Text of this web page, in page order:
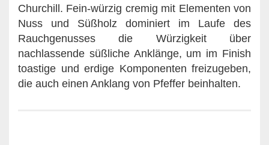
Churchill. Fein-würzig cremig mit Elementen von
Nuss und Süßholz dominiert im Laufe des
Rauchgenusses die Würzigkeit über
nachlassende süßliche Anklänge, um im Finish
toastige und erdige Komponenten freizugeben,
die auch einen Anklang von Pfeffer beinhalten.